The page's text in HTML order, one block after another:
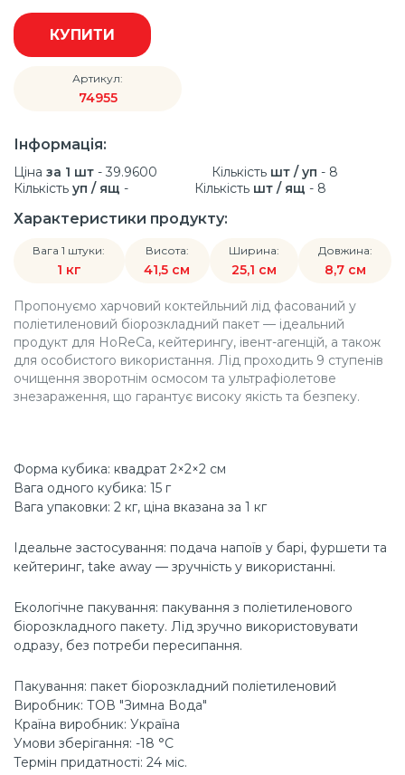
КУПИТИ
Артикул:
74955
Інформація:
Ціна за 1 шт - 39.9600 Кількість шт / уп - 8
Кількість уп / ящ - Кількість шт / ящ - 8
Характеристики продукту:
Вага 1 штуки:
1 кг
Висота:
41,5 см
Ширина:
25,1 см
Довжина:
8,7 см
Пропонуємо харчовий коктейльний лід фасований у
поліетиленовий біорозкладний пакет — ідеальний
продукт для HoReCa, кейтерингу, івент-агенцій, а також
для особистого використання. Лід проходить 9 ступенів
очищення зворотнім осмосом та ультрафіолетове
знезараження, що гарантує високу якість та безпеку.
Форма кубика: квадрат 2×2×2 см
Вага одного кубика: 15 г
Вага упаковки: 2 кг, ціна вказана за 1 кг
Ідеальне застосування: подача напоїв у барі, фуршети та
кейтеринг, take away — зручність у використанні.
Екологічне пакування: пакування з поліетиленового
біорозкладного пакету. Лід зручно використовувати
одразу, без потреби пересипання.
Пакування: пакет біорозкладний поліетиленовий
Виробник: ТОВ "Зимна Вода"
Країна виробник: Україна
Умови зберігання: -18 °C
Термін придатності: 24 міс.